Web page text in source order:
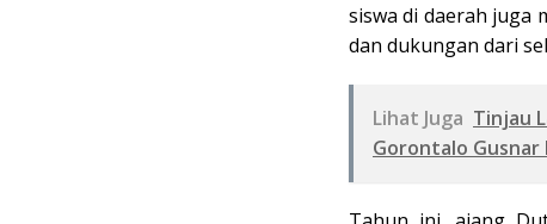
siswa di daerah juga
dan dukungan dari
Lihat Juga Tinjau
Gorontalo